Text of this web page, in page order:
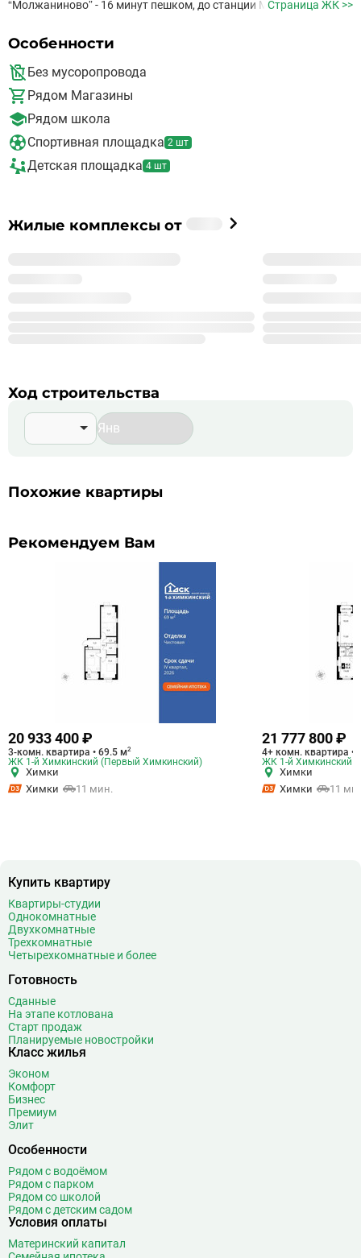
“Молжаниново” - 16 минут пешком, до станции МЦД
территория с озеленением Спортивные и детские площадки
Парковка для удобства автовладельцев.
Страница ЖК >>
Особенности
Без мусоропровода
Рядом Магазины
Рядом школа
Спортивная площадка 2 шт
Детская площадка 4 шт
Застройщик
%_NAME_%
Жилые комплексы от
Ход строительства
Похожие квартиры
Рекомендуем Вам
20 933 400 ₽
3-комн. квартира • 69.5 м2
ЖК 1-й Химкинский (Первый Химкинский)
Химки
Химки
11 мин.
21 777 800 ₽
4+ комн. квартира •
ЖК 1-й Химкинский
Химки
Химки
11
Купить квартиру
Квартиры-студии
Однокомнатные
Двухкомнатные
Трехкомнатные
Четырехкомнатные и более
Готовность
Сданные
На этапе котлована
Старт продаж
Планируемые новостройки
Класс жилья
Эконом
Комфорт
Бизнес
Премиум
Элит
Особенности
Рядом с водоёмом
Рядом с парком
Рядом со школой
Рядом с детским садом
Условия оплаты
Материнский капитал